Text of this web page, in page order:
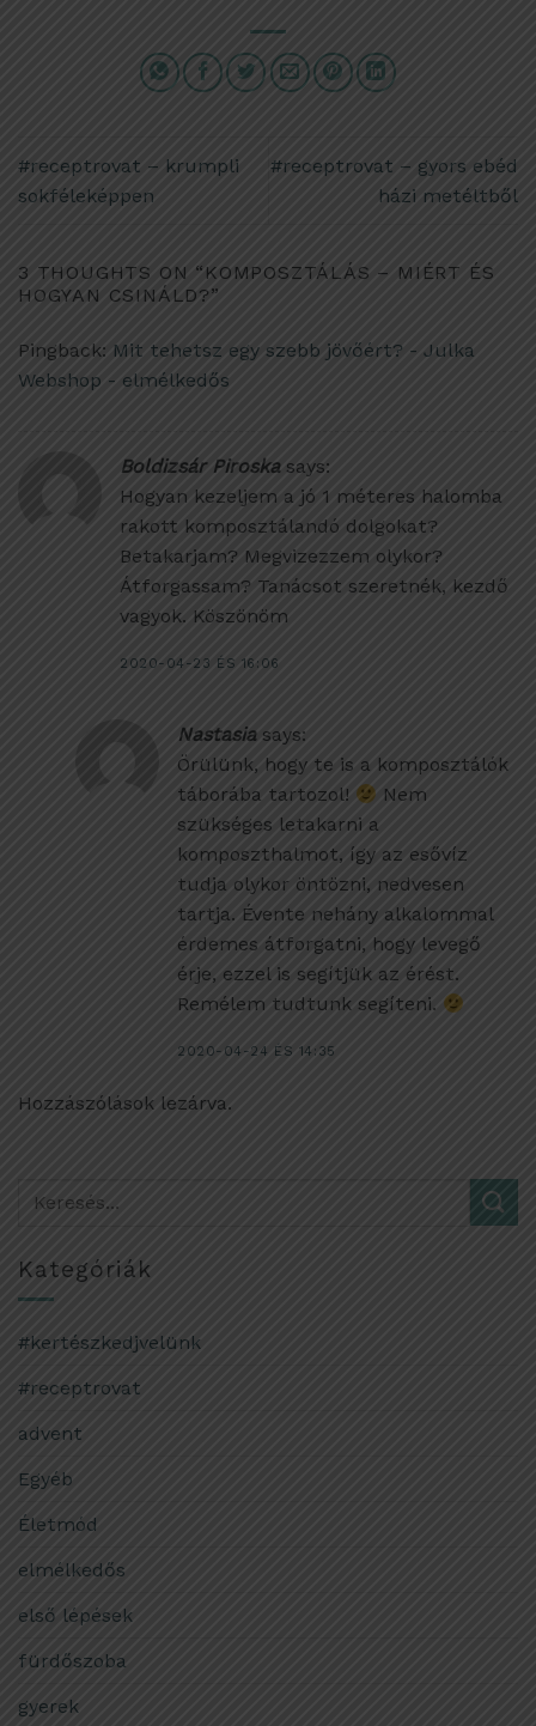
#receptrovat – krumpli
sokféleképpen
#receptrovat – gyors ebéd
házi metéltből
3 THOUGHTS ON “ KOMPOSZTÁLÁS – MIÉRT ÉS
HOGYAN CSINÁLD?”
Pingback: Mit tehetsz egy szebb jövőért? - Julka
Webshop - elmélkedős
Boldizsár Piroska says:
Hogyan kezeljem a jó 1 méteres halomba
rakott komposztálandó dolgokat?
Betakarjam? Megvizezzem olykor?
Átforgassam? Tanácsot szeretnék, kezdő
vagyok. Köszönöm
2020-04-23 ÉS 16:06
Nastasia says:
Örülünk, hogy te is a komposztálók
táborába tartozol!
Nem
szükséges letakarni a
komposzthalmot, így az esővíz
tudja olykor öntözni, nedvesen
tartja. Évente nehány alkalommal
érdemes átforgatni, hogy levegő
érje, ezzel is segítjük az érést.
Remélem tudtunk segíteni.
2020-04-24 ÉS 14:35
Hozzászólások lezárva.
Kategóriák
#kertészkedjvelünk
#receptrovat
advent
Egyéb
Életmód
elmélkedős
első lépések
fürdőszoba
gyerek